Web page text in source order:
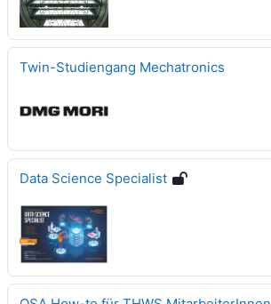
Twin-Studiengang Mechatronics
Data Science Specialist